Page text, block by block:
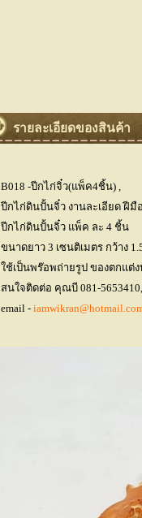
รายละเอียดของสินค้า
B018 -ปีกไก่จิ๋ว(แพ็ค4ชิ้น) ,
ปีกไก่ดินปั้นจิ๋ว งานละเอียด ฝี
ปีกไก่ดินปั้นจิ๋ว แพ็ค ละ 4 ชิ้น
ขนาดยาว 3 เซนติเมตร กว้าง
ใช้เป็นพร๊อพถ่ายรูป ของตกแต่
สนใจติดต่อ คุณบี 081-
email -